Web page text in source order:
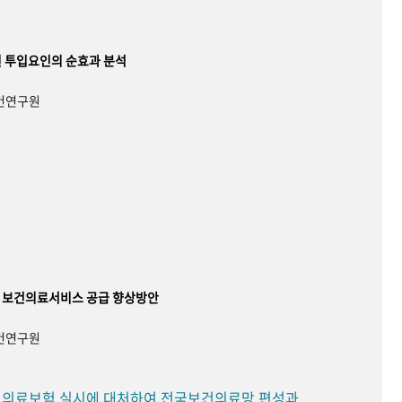
입요인의 순효과 분석
연구원
건의료서비스 공급 향상방안
연구원